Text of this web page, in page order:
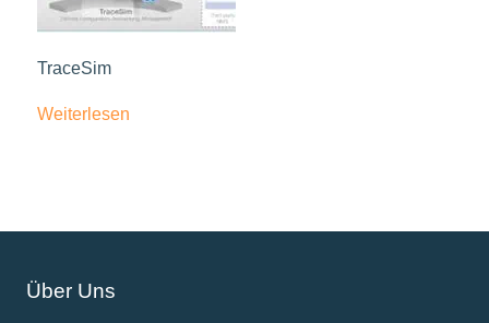
TraceSim
Weiterlesen
Über Uns